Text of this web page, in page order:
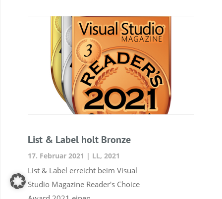
List & Label holt Bronze
17. Februar 2021 | LL, 2021
List & Label erreicht beim Visual
Studio Magazine Reader's Choice